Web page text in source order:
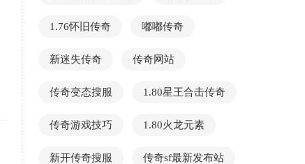
1.76怀旧传奇 嘟嘟传奇
新迷失传奇 传奇网站
传奇变态搜服 1.80星王合击传奇
传奇游戏技巧 1.80火龙元素
新开传奇搜服 传奇sf最新发布站